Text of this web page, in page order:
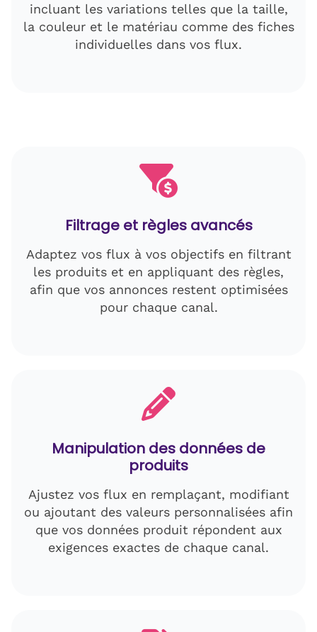
incluant les variations telles que la taille,
la couleur et le matériau comme des fiches
individuelles dans vos flux.
Filtrage et règles avancés
Adaptez vos flux à vos objectifs en filtrant
les produits et en appliquant des règles,
afin que vos annonces restent optimisées
pour chaque canal.
Manipulation des données de
produits
Ajustez vos flux en remplaçant, modifiant
ou ajoutant des valeurs personnalisées afin
que vos données produit répondent aux
exigences exactes de chaque canal.